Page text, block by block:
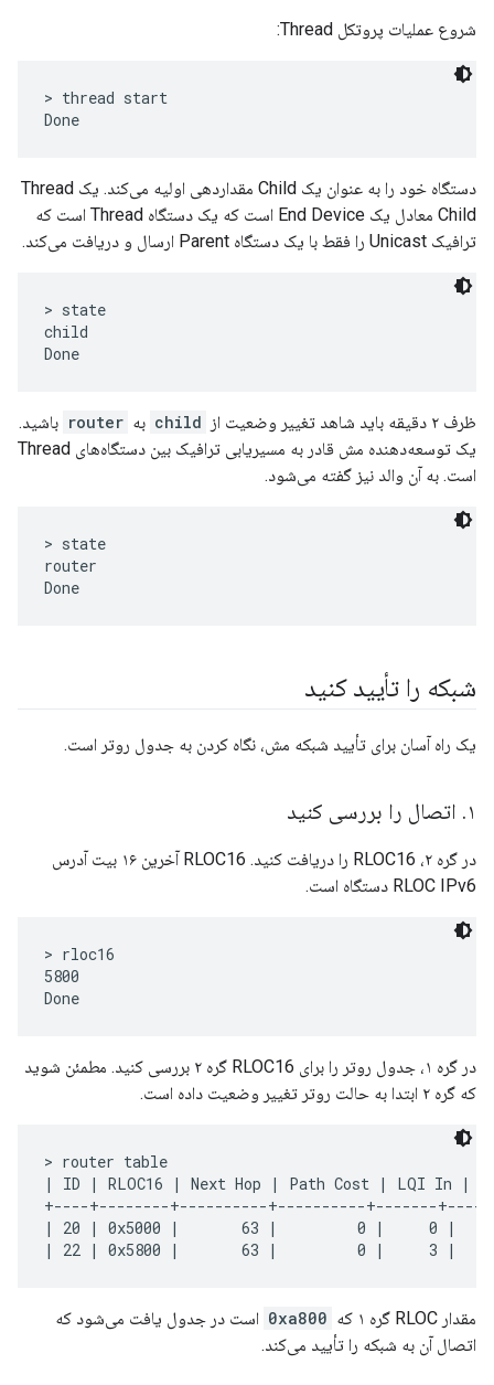
شروع عملیات پروتکل Thread:
> thread start
دستگاه خود را به عنوان یک Child مقداردهی اولیه می‌کند. یک Thread
Child معادل یک End Device است که یک دستگاه Thread است که
ترافیک Unicast را فقط با یک دستگاه Parent ارسال و دریافت می‌کند.
> state
child
ظرف ۲ دقیقه باید شاهد تغییر وضعیت از child به router باشید.
یک توسعه‌دهنده مش قادر به مسیریابی ترافیک بین دستگاه‌های Thread
است. به آن والد نیز گفته می‌شود.
> state
router
شبکه را تأیید کنید
یک راه آسان برای تأیید شبکه مش، نگاه کردن به جدول روتر است.
۱. اتصال را بررسی کنید
در گره ۲، RLOC16 را دریافت کنید. RLOC16 آخرین ۱۶ بیت آدرس
RLOC IPv6 دستگاه است.
> rloc16
5800
در گره ۱، جدول روتر را برای RLOC16 گره ۲ بررسی کنید. مطمئن شوید
که گره ۲ ابتدا به حالت روتر تغییر وضعیت داده است.
> router table
| ID | RLOC16 | Next Hop | Path Cost | LQI In |
+----+--------+----------+----------+-------
| 20 | 0x5000 |       63 |         0 |     0 |      0
مقدار RLOC گره ۱ که 0xa800 است در جدول یافت می‌شود که
اتصال آن به شبکه را تأیید می‌کند.